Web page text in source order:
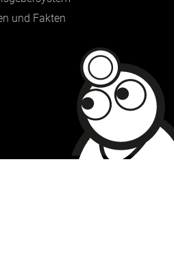
und Fakten